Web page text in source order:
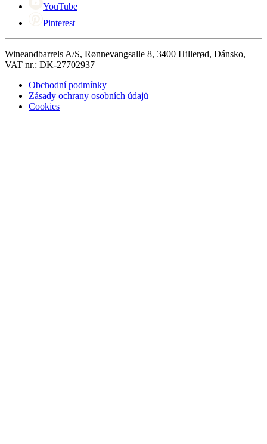
YouTube
Pinterest
Wineandbarrels A/S, Rønnevangsalle 8, 3400 Hillerød, Dánsko,
VAT nr.: DK-27702937
Obchodní podmínky
Zásady ochrany osobních údajů
Cookies